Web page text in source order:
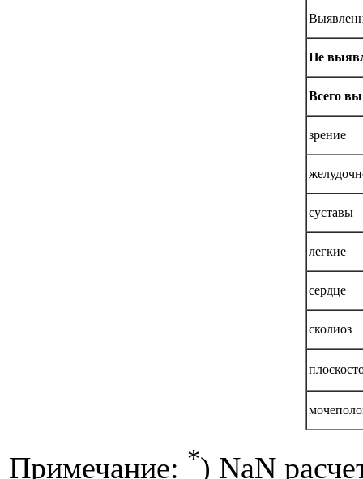
Не
Всего
зрение
суставы
легкие
сердце
сколиоз
Примечание: *) NaN